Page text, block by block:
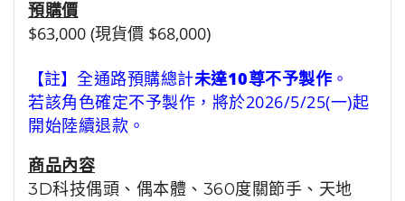
預購價
$63,000 (現貨價 $68,000)
【註】 全通路預購總計未達10尊不予製作 。
若該角色確定不予製作，將於2026/5/25(一)起
開始陸續退款。
商品內容
3D科技偶頭、偶本體、360度關節手、天地